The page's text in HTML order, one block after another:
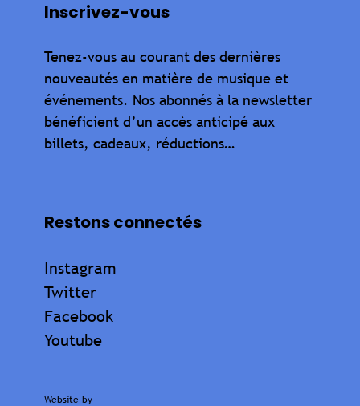
Inscrivez-vous
Tenez-vous au courant des dernières
nouveautés en matière de musique et
événements. Nos abonnés à la newsletter
bénéficient d’un accès anticipé aux
billets, cadeaux, réductions…
Restons connectés
Instagram
Twitter
Facebook
Youtube
Website by